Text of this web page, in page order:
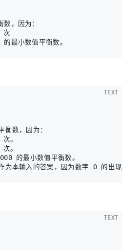
，因为：
次
数，因为：
。
。
的最小数值平衡数。
为本输入的答案，因为数字 0 的出现次
TEXT
TEXT